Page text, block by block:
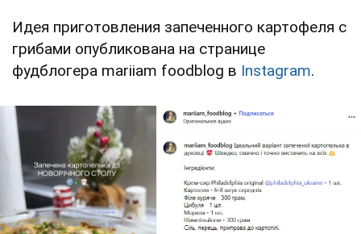
Идея приготовления запеченного картофеля с
грибами опубликована на странице
фудблогера mariiam foodblog в Instagram.